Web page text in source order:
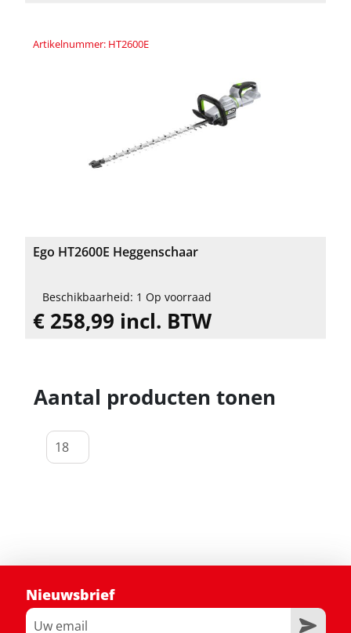
Artikelnummer: HT2600E
Ego HT2600E Heggenschaar
Beschikbaarheid: 1 Op voorraad
€ 258,99 incl. BTW
Aantal producten tonen
Nieuwsbrief